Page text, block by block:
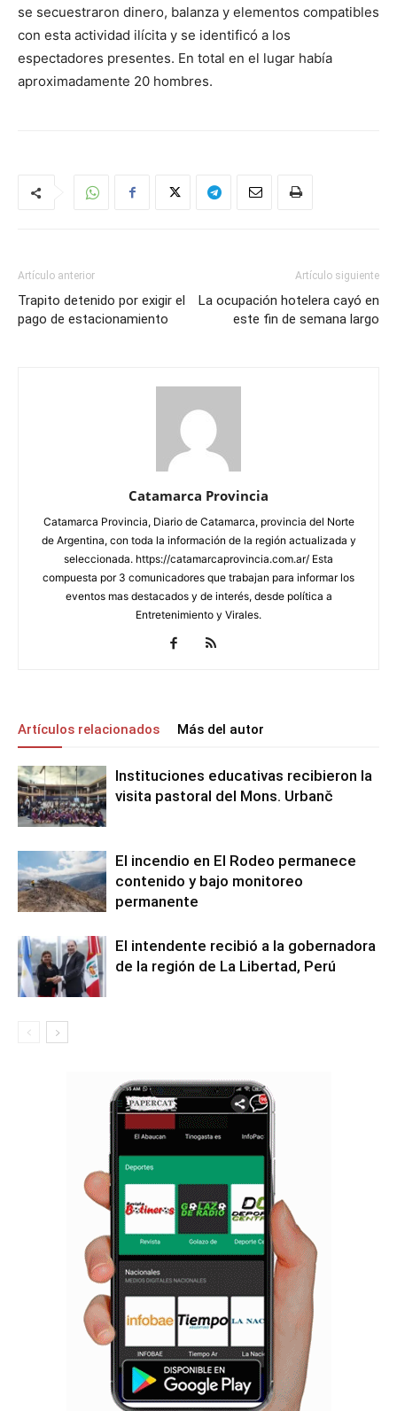
se secuestraron dinero, balanza y elementos compatibles
con esta actividad ilícita y se identificó a los
espectadores presentes. En total en el lugar había
aproximadamente 20 hombres.
Artículo anterior
Trapito detenido por exigir el
pago de estacionamiento
Artículo siguiente
La ocupación hotelera cayó en
este fin de semana largo
Catamarca Provincia
Catamarca Provincia, Diario de Catamarca, provincia del Norte
de Argentina, con toda la información de la región actualizada y
seleccionada. https://catamarcaprovincia.com.ar/ Esta
compuesta por 3 comunicadores que trabajan para informar los
eventos mas destacados y de interés, desde política a
Entretenimiento y Virales.
Artículos relacionados Más del autor
Instituciones educativas recibieron la
visita pastoral del Mons. Urbanč
El incendio en El Rodeo permanece
contenido y bajo monitoreo
permanente
El intendente recibió a la gobernadora
de la región de La Libertad, Perú